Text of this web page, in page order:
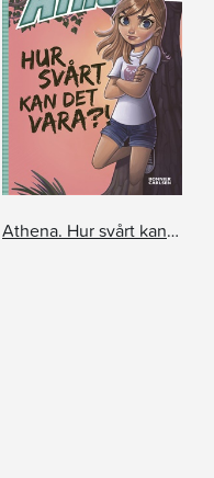
Athena. Hur svårt kan det vara?!